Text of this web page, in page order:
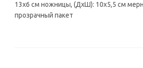
13х6 см ножницы, (ДхШ): 10х5,5 см
прозрачный пакет